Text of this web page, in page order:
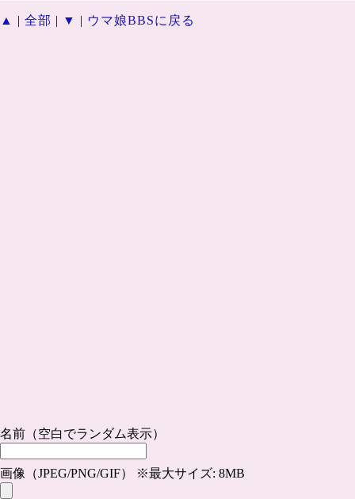
▲ | 全部 | ▼ | ウマ娘BBSに戻る
名前（空白でランダム表示）
画像（JPEG/PNG/GIF） ※最大サイズ: 8MB